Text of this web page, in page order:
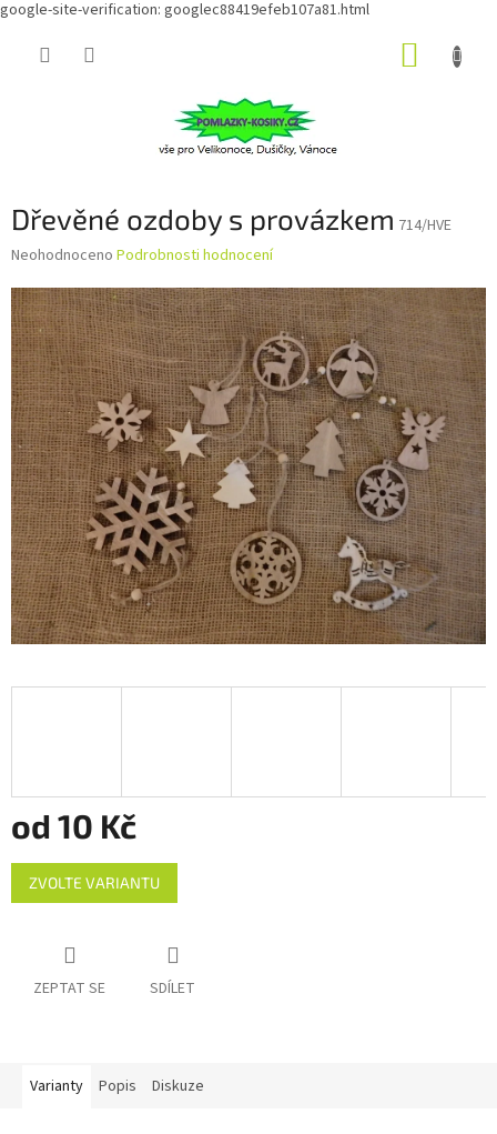
google-site-verification: googlec88419efeb107a81.html
Dřevěné ozdoby s provázkem 714/HVE
Průměrné
produktu
je
0,0
z
5
hvězdiček.
Neohodnoceno Podrobnosti hodnocení
od 10 Kč
Měrná
cena:
ZVOLTE VARIANTU
ZEPTAT SE SDÍLET
Varianty Popis Diskuze